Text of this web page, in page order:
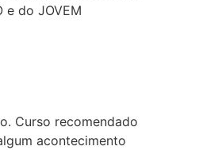
e do JOVEM
Curso recomendado
acontecimento